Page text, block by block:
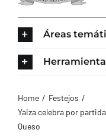
AYUNTAMIENTO
Áreas
Home
Festejos
Yaiza celebra por
Queso